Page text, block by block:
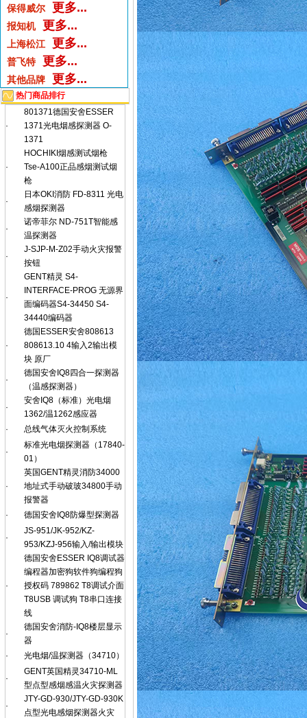
保得威尔 更多...
报知机 更多...
上海松江 更多...
普飞特 更多...
其他品牌 更多...
热门商品排行
·
801371德国安舍ESSER
1371光电烟感探测器 O-
1371
·
HOCHIKI烟感测试烟枪
Tse-A100正品感烟测试烟
枪
·
日本OKI消防 FD-8311 光电
感烟探测器
·
诺帝菲尔 ND-751T智能感
温探测器
·
J-SJP-M-Z02手动火灾报警
按钮
·
GENT精灵 S4-
INTERFACE-PROG 无源界
面编码器S4-34450 S4-
34440编码器
·
德国ESSER安舍808613
808613.10 4输入2输出模
块 原厂
·
德国安舍IQ8四合一探测器
（温感探测器）
·
安舍IQ8（标准）光电烟
1362/温1262感应器
·
总线气体灭火控制系统
·
标准光电烟探测器（17840-
01）
·
英国GENT精灵消防34000
地址式手动破玻34800手动
报警器
·
德国安舍IQ8防爆型探测器
·
JS-951/JK-952/KZ-
953/KZJ-956输入/输出模块
·
德国安舍ESSER IQ8调试器
编程器加密狗软件狗编程狗
授权码 789862 T8调试介面
T8USB 调试狗 T8串口连接
线
·
德国安舍消防-IQ8楼层显示
器
·
光电烟/温探测器（34710）
·
GENT英国精灵34710-ML
型点型感烟感温火灾探测器
·
JTY-GD-930/JTY-GD-930K
点型光电感烟探测器火灾